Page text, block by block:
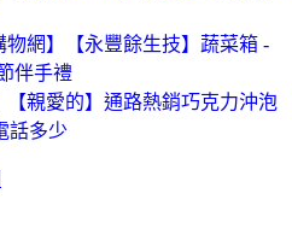
網】【永豐餘生技】蔬菜箱 -
伴手禮
親愛的】通路熱銷巧克力沖泡
話多少